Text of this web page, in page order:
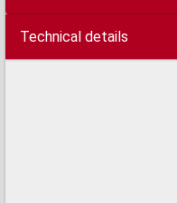
Technical details